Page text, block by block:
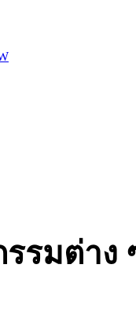
รมต่าง